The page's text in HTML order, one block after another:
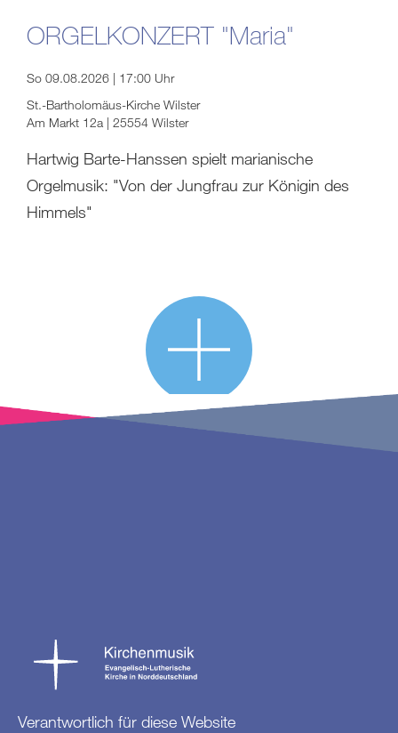
ORGELKONZERT "Maria"
So 09.08.2026 | 17:00 Uhr
St.-Bartholomäus-Kirche Wilster
Am Markt 12a | 25554 Wilster
Hartwig Barte-Hanssen spielt marianische
Orgelmusik: "Von der Jungfrau zur Königin des
Himmels"
Verantwortlich für diese Website